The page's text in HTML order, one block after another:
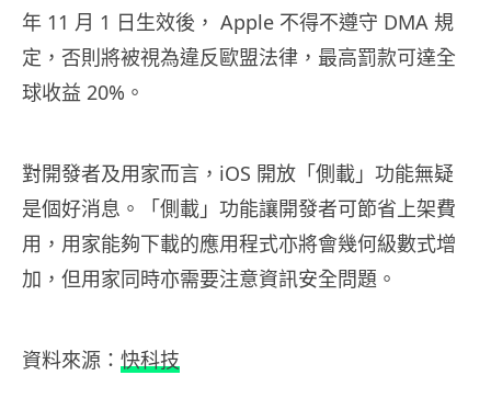
年 11 月 1 日生效後， Apple 不得不遵守 DMA 規
定，否則將被視為違反歐盟法律，最高罰款可達全
球收益 20%。
對開發者及用家而言，iOS 開放「側載」功能無疑
是個好消息。「側載」功能讓開發者可節省上架費
用，用家能夠下載的應用程式亦將會幾何級數式增
加，但用家同時亦需要注意資訊安全問題。
資料來源： 快科技